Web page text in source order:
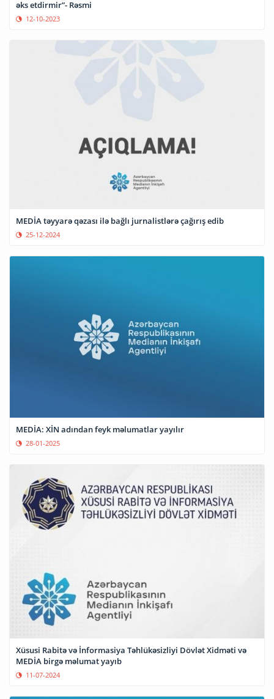
əks etdirmir”- Rəsmi
12-10-2023
MEDİA təyyarə qəzası ilə bağlı jurnalistlərə çağırış edib
25-12-2024
MEDİA: XİN adından feyk məlumatlar yayılır
28-01-2025
Xüsusi Rabitə və İnformasiya Təhlükəsizliyi Dövlət Xidməti və
MEDİA birgə məlumat yayıb
11-07-2024